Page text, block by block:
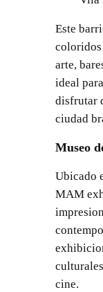
Este
arte,
ideal
disfrutar
ciudad
Museo
Ubicado
MAM
cine.